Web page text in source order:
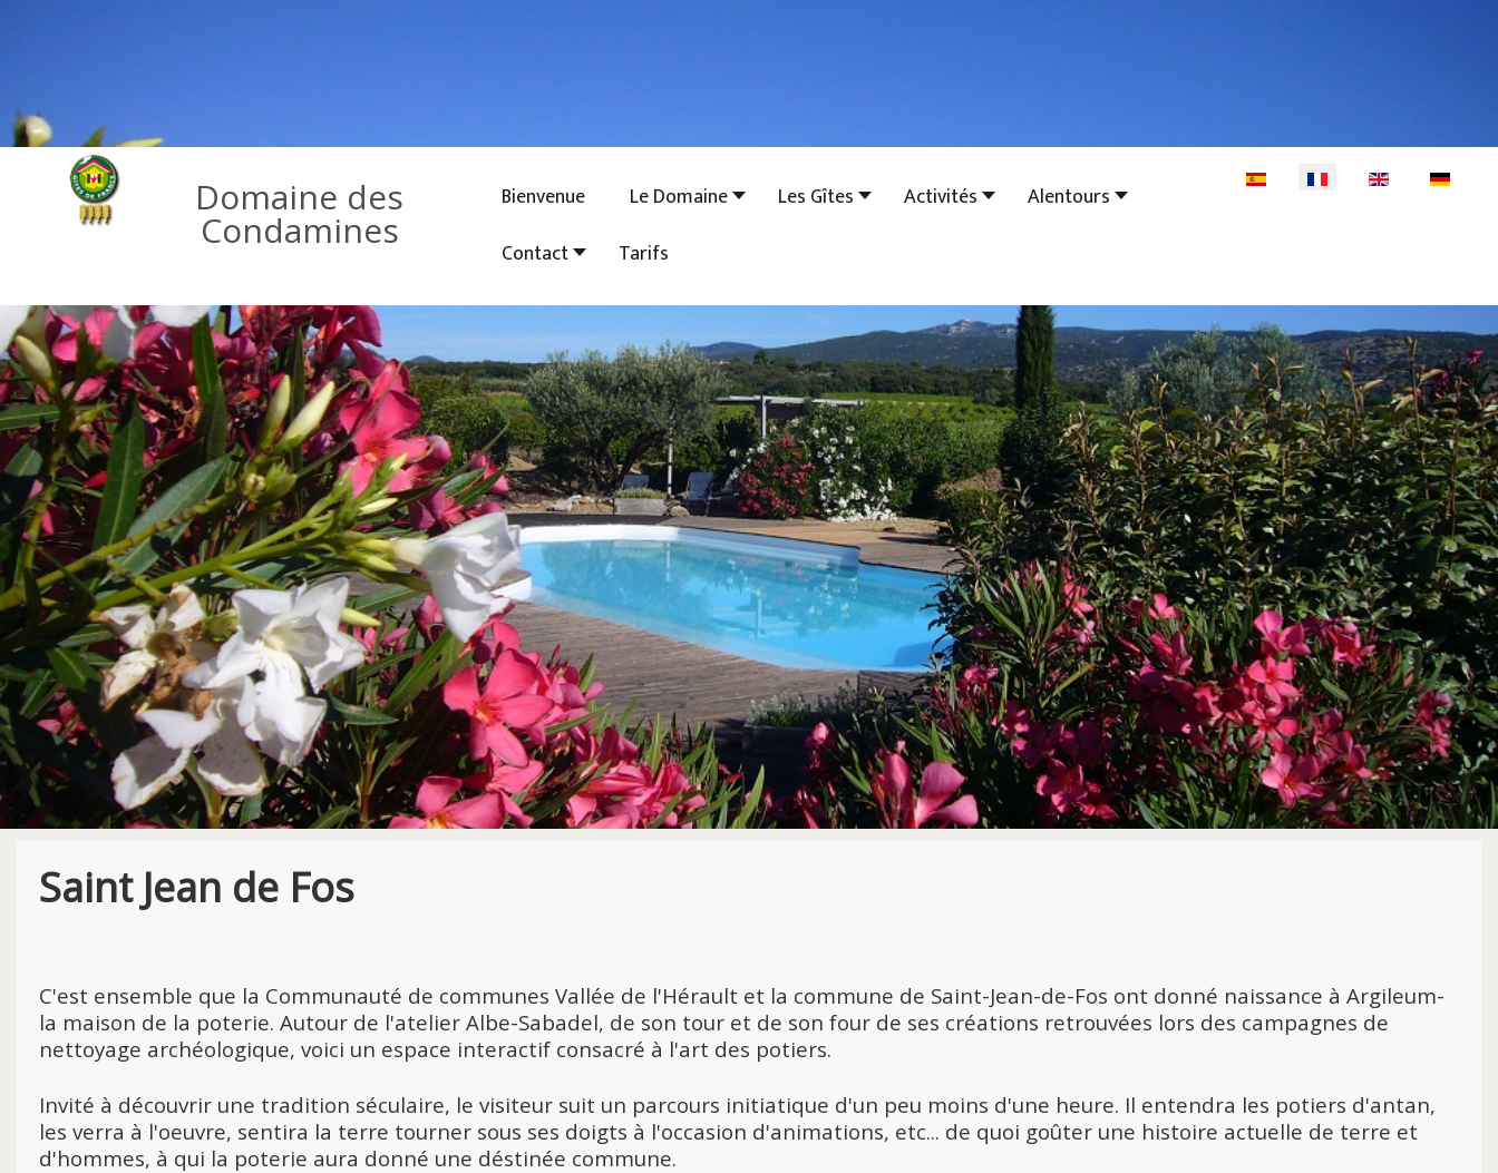
Domaine des
Condamines
Bienvenue Le Domaine Les Gîtes Activités
Alentours
Contact
Tarifs
Sélectionnez votre langue
Saint Jean de Fos
C'est ensemble que la Communauté de communes Vallée de l'Hérault et la commune de Saint-Jean-de-Fos ont donné naissance à Argileum-
la maison de la poterie. Autour de l'atelier Albe-Sabadel, de son tour et de son four de ses créations retrouvées lors des campagnes de
nettoyage archéologique, voici un espace interactif consacré à l'art des potiers.
Invité à découvrir une tradition séculaire, le visiteur suit un parcours initiatique d'un peu moins d'une heure. Il entendra les potiers d'antan,
les verra à l'oeuvre, sentira la terre tourner sous ses doigts à l'occasion d'animations, etc... de quoi goûter une histoire actuelle de terre et
d'hommes, à qui la poterie aura donné une déstinée commune.